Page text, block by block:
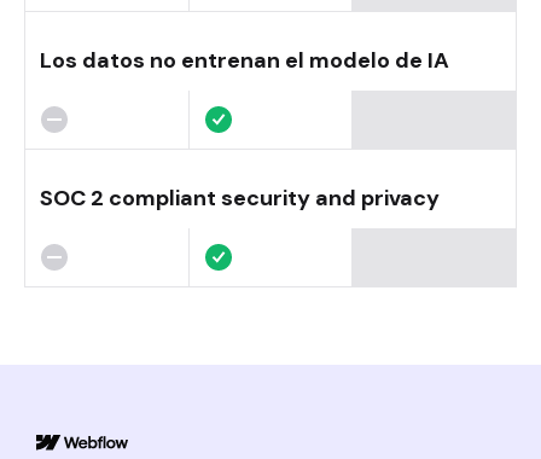
Los datos no entrenan el modelo de IA
SOC 2 compliant security and privacy